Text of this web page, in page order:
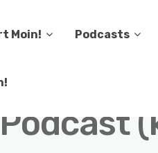
Moin! Podcasts
Podcast